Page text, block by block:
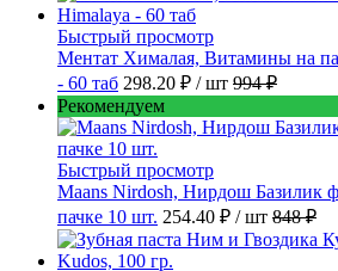
Быстрый просмотр
Ментат Хималая, Витамины на
- 60 таб 298.20 ₽ / шт 994 ₽
Рекомендуем
Быстрый просмотр
Maans Nirdosh, Нирдош Базилик
пачке 10 шт. 254.40 ₽ / шт 848 ₽